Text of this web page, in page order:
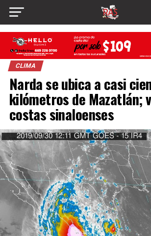
CLIMA
Narda se ubica a casi
kilómetros de Mazatlán;
costas sinaloenses